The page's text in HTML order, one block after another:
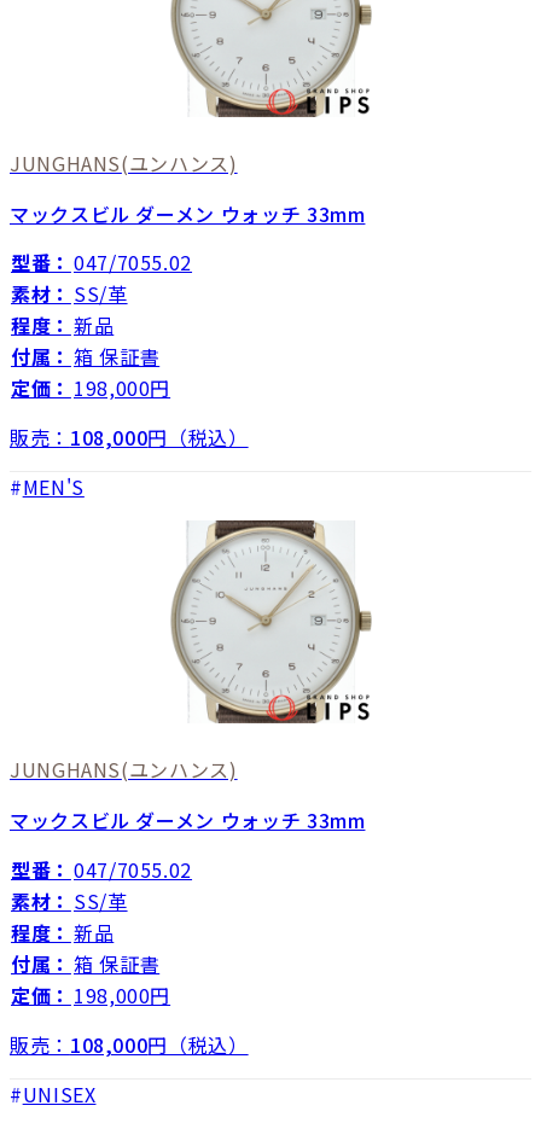
JUNGHANS(ユンハンス)
マックスビル ダーメン ウォッチ 33mm
型番： 047/7055.02
素材： SS/革
程度： 新品
付属： 箱 保証書
定価： 198,000円
販売： 108,000円（税込）
MEN'S
JUNGHANS(ユンハンス)
マックスビル ダーメン ウォッチ 33mm
型番： 047/7055.02
素材： SS/革
程度： 新品
付属： 箱 保証書
定価： 198,000円
販売： 108,000円（税込）
UNISEX